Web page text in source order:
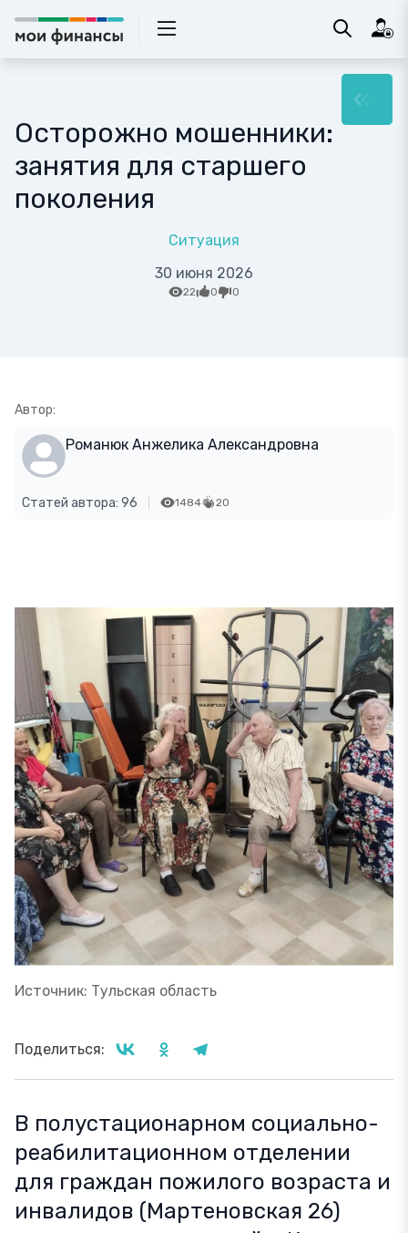
Осторожно мошенники:
занятия для старшего
поколения
Ситуация
30 июня 2026
22 0 0
Автор:
Романюк Анжелика Александровна
Статей автора: 96 1484 20
Источник: Тульская область
Поделиться:
В полустационарном социально-
реабилитационном отделении
для граждан пожилого возраста и
инвалидов (Мартеновская 26)